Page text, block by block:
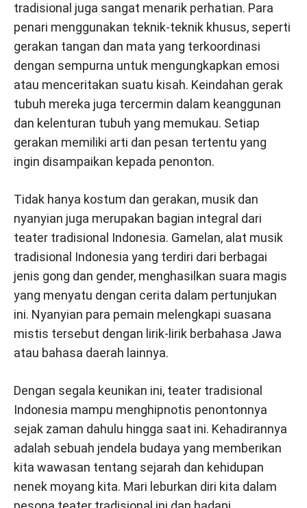
tradisional juga sangat menarik perhatian. Para
penari menggunakan teknik-teknik khusus, seperti
gerakan tangan dan mata yang terkoordinasi
dengan sempurna untuk mengungkapkan emosi
atau menceritakan suatu kisah. Keindahan gerak
tubuh mereka juga tercermin dalam keanggunan
dan kelenturan tubuh yang memukau. Setiap
gerakan memiliki arti dan pesan tertentu yang
ingin disampaikan kepada penonton.
Tidak hanya kostum dan gerakan, musik dan
nyanyian juga merupakan bagian integral dari
teater tradisional Indonesia. Gamelan, alat musik
tradisional Indonesia yang terdiri dari berbagai
jenis gong dan gender, menghasilkan suara magis
yang menyatu dengan cerita dalam pertunjukan
ini. Nyanyian para pemain melengkapi suasana
mistis tersebut dengan lirik-lirik berbahasa Jawa
atau bahasa daerah lainnya.
Dengan segala keunikan ini, teater tradisional
Indonesia mampu menghipnotis penontonnya
sejak zaman dahulu hingga saat ini. Kehadirannya
adalah sebuah jendela budaya yang memberikan
kita wawasan tentang sejarah dan kehidupan
nenek moyang kita. Mari leburkan diri kita dalam